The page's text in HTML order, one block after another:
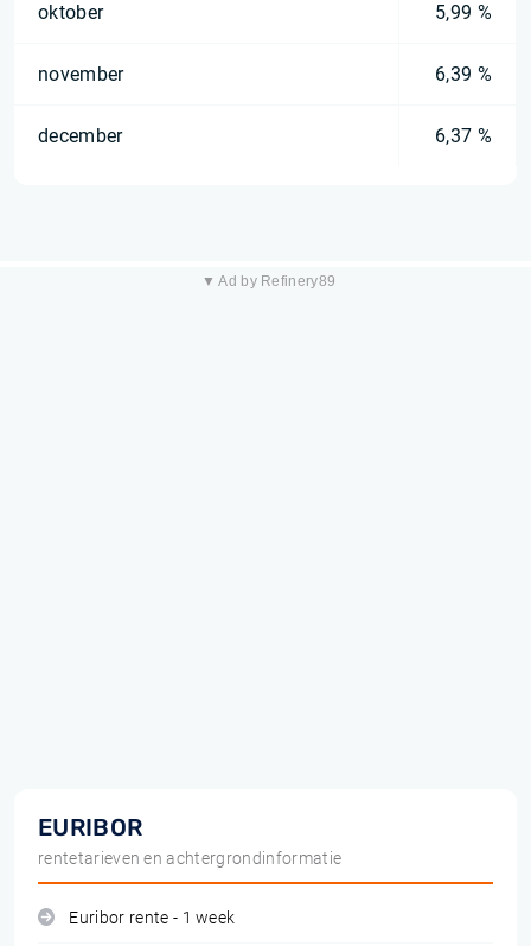
oktober 5,99 %
november 6,39 %
december 6,37 %
▼ Ad by Refinery89
EURIBOR
rentetarieven en achtergrondinformatie
Euribor rente - 1 week